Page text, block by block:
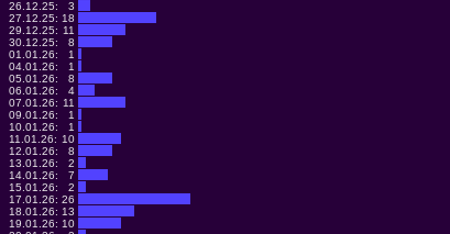
26.12.25:
3
27.12.25: 18
29.12.25: 11
30.12.25:
8
01.01.26:
1
04.01.26:
1
05.01.26:
8
06.01.26:
4
07.01.26: 11
09.01.26:
1
10.01.26:
1
11.01.26: 10
12.01.26:
8
13.01.26:
2
14.01.26:
7
15.01.26:
2
17.01.26: 26
18.01.26: 13
19.01.26: 10